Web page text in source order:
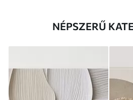
NÉPSZERŰ